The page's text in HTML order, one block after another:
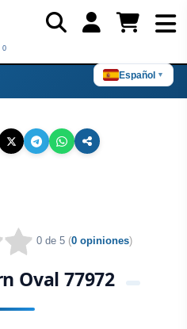
Español ▼
0 de 5 (0 opiniones)
Oval 77972